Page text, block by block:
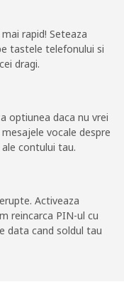
min pentru
-
⁦$10⁩
min
rapid! Seteaza
tastele telefonului si
dragi.
optiunea daca nu vrei
vocale despre
contului tau.
Activeaza
reincarca PIN-ul cu
data cand soldul tau